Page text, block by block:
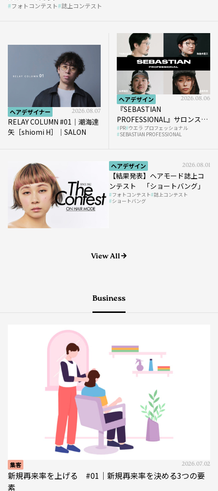
ヘアデザイナー 2026.08.07
RELAY COLUMN #01｜潮海達
矢［shiomi H］｜SALON
ヘアデザイン 2026.08.06
『SEBASTIAN
PROFESSIONAL』サロンスタ
イルを完成させる“質感設
計”という新提案
PR ウエラ プロフェッショナル
SEBASTIAN PROFESSIONAL
【結果発表】ヘアモード誌上コ
ンテスト 「ショートバング」
フォトコンテスト 誌上コンテスト
ショートバング
新規再来率を上げる #01｜新規再来率を決める3つの要
素
集客